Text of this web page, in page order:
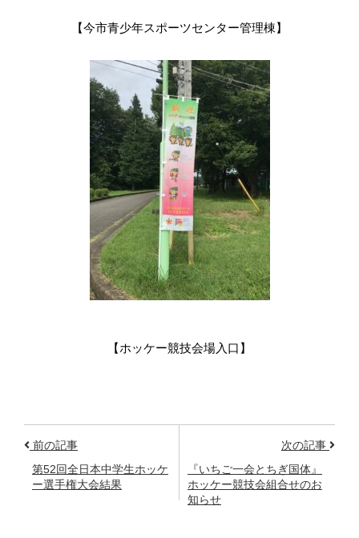
【今市青少年スポーツセンター管理棟】
【ホッケー競技会場入口】
前の記事
第52回全日本中学生ホッケ
ー選手権大会結果
次の記事
『いちご一会とちぎ国体』
ホッケー競技会組合せのお
知らせ